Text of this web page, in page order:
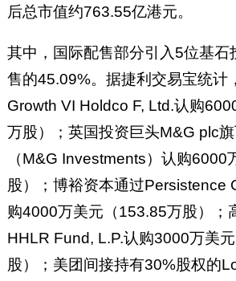
后总市值约763.55亿港元。
其中，国际配售部分引入5位基石
售的45.09%。据捷利交易宝统计
Growth VI Holdco F, Ltd.认购
万股）；英国投资巨头M&G plc
（M&G Investments）认购6000
股）；博裕资本通过Persistence
购4000万美元（153.85万股）；
HHLR Fund, L.P.认购3000万美
股）；美团间接持有30%股权的